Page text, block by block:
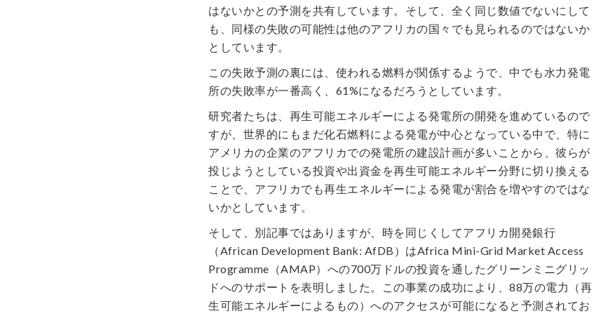
はないかとの予測を共有しています。そして、全く同じ数値でないにして
も、同様の失敗の可能性は他のアフリカの国々でも見られるのではないか
としています。
この失敗予測の裏には、使われる燃料が関係するようで、中でも水力発電
所の失敗率が一番高く、61%になるだろうとしています。
研究者たちは、再生可能エネルギーによる発電所の開発を進めているので
すが、世界的にもまだ化石燃料による発電が中心となっている中で、特に
アメリカの企業のアフリカでの発電所の建設計画が多いことから、彼らが
投じようとしている投資や出資金を再生可能エネルギー分野に切り換える
ことで、アフリカでも再生エネルギーによる発電が割合を増やすのではな
いかとしています。
そして、別記事ではありますが、時を同じくしてアフリカ開発銀行
（African Development Bank: AfDB）はAfrica Mini-Grid Market Access
Programme（AMAP）への700万ドルの投資を通したグリーンミニグリッ
ドへのサポートを表明しました。この事業の成功により、88万の電力（再
生可能エネルギーによるもの）へのアクセスが可能になると予測されてお